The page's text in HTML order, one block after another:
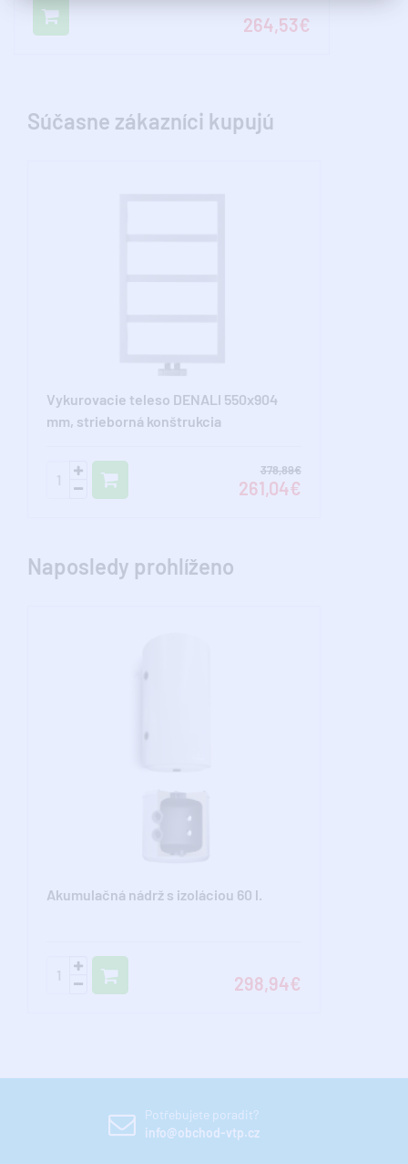
264,53€
Súčasne zákazníci kupujú
Vykurovacie teleso DENALI 550x904
mm, strieborná konštrukcia
378,89€
261,04€
Naposledy prohlíženo
Akumulačná nádrž s izoláciou 60 l.
298,94€
Potřebujete poradit?
info@obchod-vtp.cz